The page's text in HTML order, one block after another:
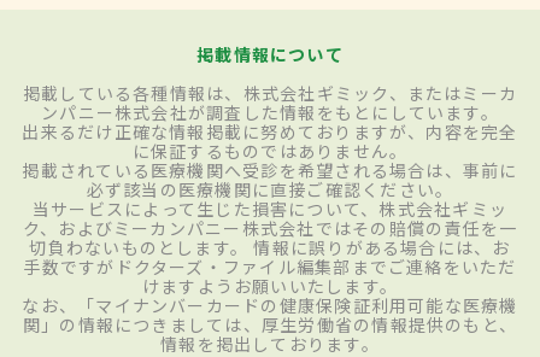
掲載情報について
掲載している各種情報は、株式会社ギミック、またはミーカ
ンパニー株式会社が調査した情報をもとにしています。
出来るだけ正確な情報掲載に努めておりますが、内容を完全
に保証するものではありません。
掲載されている医療機関へ受診を希望される場合は、事前に
必ず該当の医療機関に直接ご確認ください。
当サービスによって生じた損害について、株式会社ギミッ
ク、およびミーカンパニー株式会社ではその賠償の責任を一
切負わないものとします。 情報に誤りがある場合には、お
手数ですがドクターズ・ファイル編集部までご連絡をいただ
けますようお願いいたします。
なお、「マイナンバーカードの健康保険証利用可能な医療機
関」の情報につきましては、厚生労働省の情報提供のもと、
情報を掲出しております。